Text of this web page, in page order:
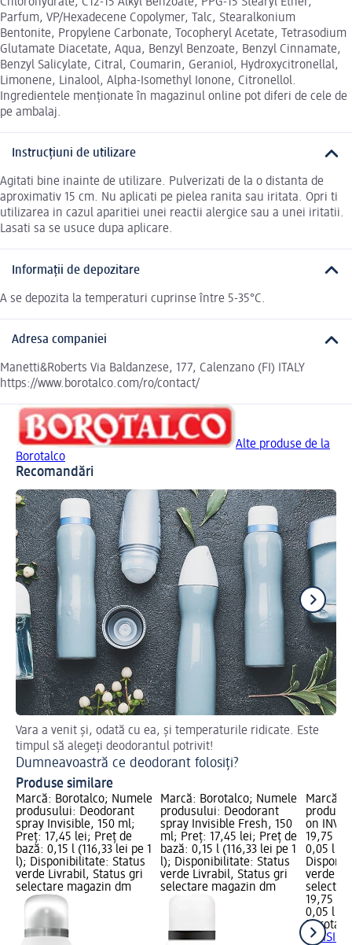
Parfum, VP/Hexadecene Copolymer, Talc, Stearalkonium
Bentonite, Propylene Carbonate, Tocopheryl Acetate, Tetrasodium
Glutamate Diacetate, Aqua, Benzyl Benzoate, Benzyl Cinnamate,
Benzyl Salicylate, Citral, Coumarin, Geraniol, Hydroxycitronellal,
Limonene, Linalool, Alpha-Isomethyl Ionone, Citronellol.
Ingredientele menționate în magazinul online pot diferi de cele de
pe ambalaj.
Instrucțiuni de utilizare
Agitati bine inainte de utilizare. Pulverizati de la o distanta de
aproximativ 15 cm. Nu aplicati pe pielea ranita sau iritata. Opri ti
utilizarea in cazul aparitiei unei reactii alergice sau a unei iritatii.
Lasati sa se usuce dupa aplicare.
Informații de depozitare
A se depozita la temperaturi cuprinse între 5-35°C.
Adresa companiei
Manetti&Roberts Via Baldanzese, 177, Calenzano (FI) ITALY
https://www.borotalco.com/ro/contact/
Alte produse de la
Borotalco
Recomandări
Vara a venit și, odată cu ea, și temperaturile ridicate. Este
timpul să alegeți deodorantul potrivit!
Dumneavoastră ce deodorant folosiți?
Produse similare
Marcă: Borotalco; Numele
produsului: Deodorant
spray Invisible, 150 ml;
Preț: 17,45 lei; Preț de
bază: 0,15 l (116,33 lei pe 1
l); Disponibilitate: Status
verde Livrabil, Status gri
selectare magazin dm
Marcă: Borotalco; Numele
produsului: Deodorant
spray Invisible Fresh, 150
ml; Preț: 17,45 lei; Preț de
bază: 0,15 l (116,33 lei pe 1
l); Disponibilitate: Status
verde Livrabil, Status gri
selectare magazin dm
Marcă:
on
19,75
0,05 l
verde
19,75 lei
0,05 l